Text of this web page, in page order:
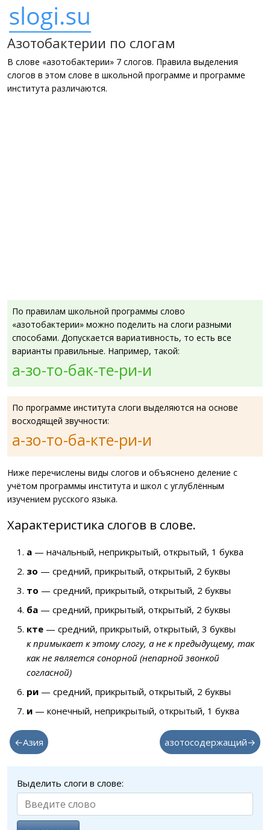
Азотобактерии по слогам
В слове «азотобактерии» 7 слогов. Правила выделения
слогов в этом слове в школьной программе и программе
института различаются.
По правилам школьной программы слово
«азотобактерии» можно поделить на слоги разными
способами. Допускается вариативность, то есть все
варианты правильные. Например, такой:
а-зо-то-бак-те-ри-и
По программе института слоги выделяются на основе
восходящей звучности:
а-зо-то-ба-кте-ри-и
Ниже перечислены виды слогов и объяснено деление с
учётом программы института и школ с углублённым
изучением русского языка.
Характеристика слогов в слове.
а — начальный, неприкрытый, открытый, 1 буква
зо — средний, прикрытый, открытый, 2 буквы
то — средний, прикрытый, открытый, 2 буквы
ба — средний, прикрытый, открытый, 2 буквы
кте — средний, прикрытый, открытый, 3 буквы
к примыкает к этому слогу, а не к предыдущему, так
как не является сонорной (непарной звонкой
согласной)
ри — средний, прикрытый, открытый, 2 буквы
и — конечный, неприкрытый, открытый, 1 буква
←Азия азотосодержащий→
Выделить слоги в слове: